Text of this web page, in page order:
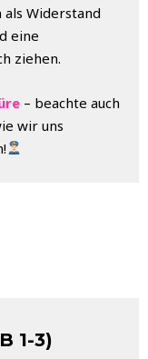
Widerstand
eine
ziehen.
– beachte auch
wir uns
1-3)